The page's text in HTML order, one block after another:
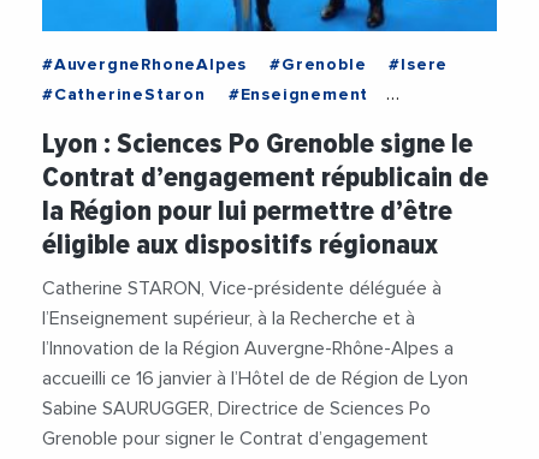
#AuvergneRhoneAlpes #Grenoble
#Isere
#CatherineStaron
#Enseignement
#RegionAuvergneRhoneAlpes
#SabineSaurugger
#SciencesPoGrenoble
Lyon : Sciences Po Grenoble signe le
Contrat d’engagement républicain de
la Région pour lui permettre d’être
éligible aux dispositifs régionaux
Catherine STARON, Vice-présidente déléguée à
l’Enseignement supérieur, à la Recherche et à
l’Innovation de la Région Auvergne-Rhône-Alpes a
accueilli ce 16 janvier à l’Hôtel de de Région de Lyon
Sabine SAURUGGER, Directrice de Sciences Po
Grenoble pour signer le Contrat d’engagement